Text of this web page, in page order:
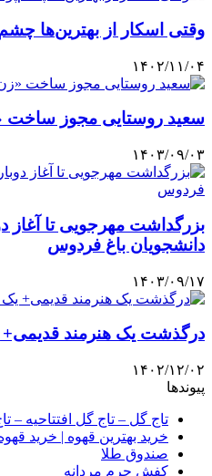
وقتی اسکار از بهترین‌ها
۱۴۰۲/۱۱/۰۴
سعید روستایی مجوز ساخت
۱۴۰۳/۰۹/۰۳
بزرگداشت مهرجویی تا آغاز
دانشجویان باغ فردوس
۱۴۰۳/۰۹/۱۷
درگذشت یک هنرمند قدیمی+
۱۴۰۲/۱۲/۰۲
پیوندها
تاج گل – تاج گل افتتاحیه –
خرید بهترین قهوه | خرید
صندوق طلا
کفش چرم مردانه